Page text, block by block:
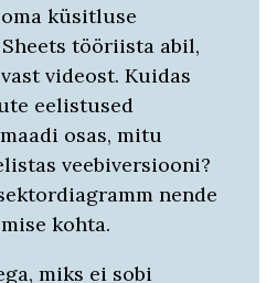
küsitluse
tööriista abil,
videost. Kuidas
eelistused
osas, mitu
veebiversiooni?
nende
kohta.
miks ei sobi